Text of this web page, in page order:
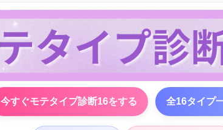
今すぐモテタイプ診断16をする 全16タイプ